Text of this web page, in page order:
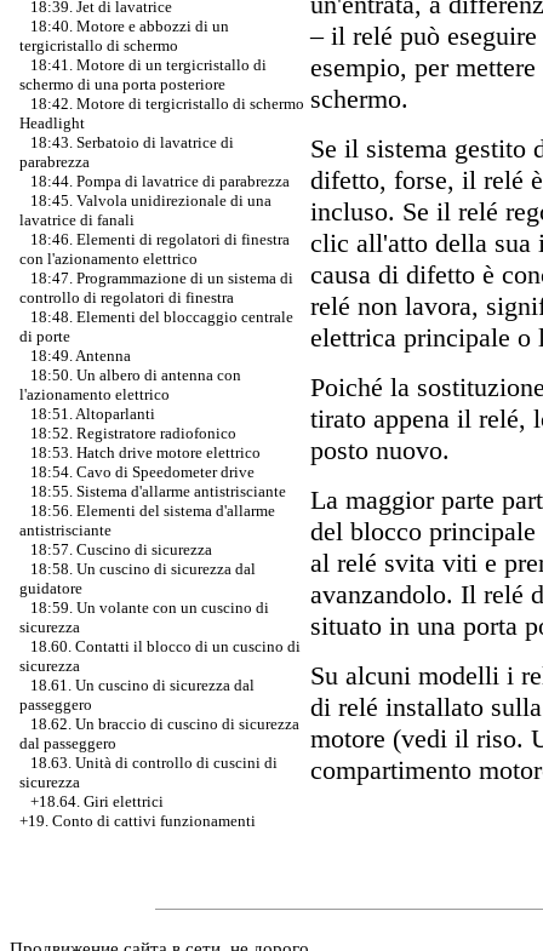
18:39. Jet di lavatrice
18:40. Motore e abbozzi di un
tergicristallo di schermo
18:41. Motore di un tergicristallo di
schermo di una porta posteriore
18:42. Motore di tergicristallo di schermo
Headlight
18:43. Serbatoio di lavatrice di
parabrezza
18:44. Pompa di lavatrice di parabrezza
18:45. Valvola unidirezionale di una
lavatrice di fanali
18:46. Elementi di regolatori di finestra
con l'azionamento elettrico
18:47. Programmazione di un sistema di
controllo di regolatori di finestra
18:48. Elementi del bloccaggio centrale
di porte
18:49. Antenna
18:50. Un albero di antenna con
l'azionamento elettrico
18:51. Altoparlanti
18:52. Registratore radiofonico
18:53. Hatch drive motore elettrico
18:54. Cavo di Speedometer drive
18:55. Sistema d'allarme antistrisciante
18:56. Elementi del sistema d'allarme
antistrisciante
18:57. Cuscino di sicurezza
18:58. Un cuscino di sicurezza dal
guidatore
18:59. Un volante con un cuscino di
sicurezza
18.60. Contatti il blocco di un cuscino di
sicurezza
18.61. Un cuscino di sicurezza dal
passeggero
18.62. Un braccio di cuscino di sicurezza
dal passeggero
18.63. Unità di controllo di cuscini di
sicurezza
+18.64. Giri elettrici
+19. Conto di cattivi funzionamenti
– il relé può
esempio, per
schermo.
Se il sistema gestito
difetto, forse, il relé
incluso. Se il relé
clic all'atto della sua
causa di difetto è
relé non lavora,
elettrica principale o
Poiché la
tirato appena il relé,
posto nuovo.
La maggior parte
del blocco principale
al relé svita viti e
avanzandolo. Il relé
situato in una porta
Su alcuni modelli i
di relé installato
motore (vedi il riso.
compartimento